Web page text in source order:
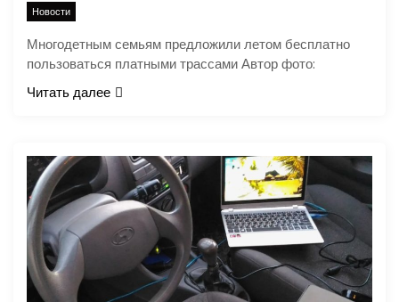
Новости
Многодетным семьям предложили летом бесплатно
пользоваться платными трассами Автор фото:
Читать далее